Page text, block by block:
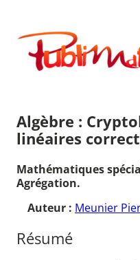
contenu
Publimath
Algèbre :
linéaires
Mathématiques
Agrégation.
Auteur : Meunier
Résumé